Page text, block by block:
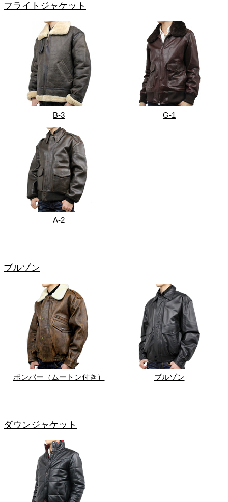
フライトジャケット
B-3 G-1
A-2
ブルゾン
ボンバー（ムートン付き） ブルゾン
ダウンジャケット